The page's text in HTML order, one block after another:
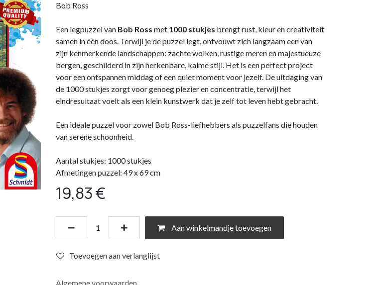
Bob Ross
Een legpuzzel van Bob Ross met 1000 stukjes brengt rust, kleur en creativiteit
samen in één doos. Terwijl je de puzzel legt, ontvouwt zich langzaam een van
zijn kenmerkende landschappen: zachte wolken, rustige meren en majestueuze
bergen, geschilderd in zijn herkenbare, kalme stijl. Het is een perfect project
voor een ontspannen middag of een quiet moment voor jezelf. De uitdaging van
de 1000 stukjes zorgt voor genoeg plezier en concentratie, terwijl het
eindresultaat voelt als een klein kunstwerk dat je zelf tot leven hebt gebracht.
Een ideale puzzel voor zowel Bob Ross-liefhebbers als puzzelfans die houden
van serene schoonheid.
Aantal stukjes: 1000 stukjes
Afmetingen puzzel: 49 x 69 cm
19,83€
Aan winkelmandje toevoegen
Toevoegen aan verlanglijst
Algemene voorwaarden